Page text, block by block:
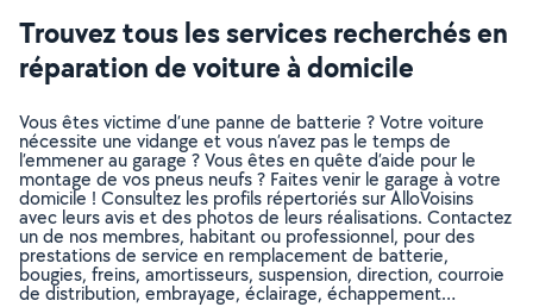
Trouvez tous les services recherchés en
réparation de voiture à domicile
Vous êtes victime d’une panne de batterie ? Votre voiture
nécessite une vidange et vous n’avez pas le temps de
l’emmener au garage ? Vous êtes en quête d’aide pour le
montage de vos pneus neufs ? Faites venir le garage à votre
domicile ! Consultez les profils répertoriés sur AlloVoisins
avec leurs avis et des photos de leurs réalisations. Contactez
un de nos membres, habitant ou professionnel, pour des
prestations de service en remplacement de batterie,
bougies, freins, amortisseurs, suspension, direction, courroie
de distribution, embrayage, éclairage, échappement…